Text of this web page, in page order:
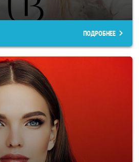
ПОДРОБНЕЕ